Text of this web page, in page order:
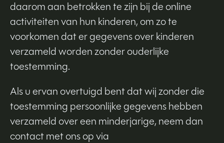
daarom aan betrokken te zijn bij de online
activiteiten van hun kinderen, om zo te
voorkomen dat er gegevens over kinderen
verzameld worden zonder ouderlijke
toestemming.
Als u ervan overtuigd bent dat wij zonder die
toestemming persoonlijke gegevens hebben
verzameld over een minderjarige, neem dan
contact met ons op via